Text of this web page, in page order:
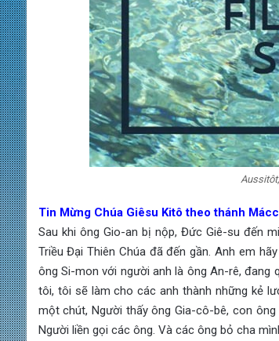
Tin Mừng Chúa Giêsu Kitô theo thánh
Sau khi ông Gio-an bị nộp, Đức Giê-su đến
Triều Đại Thiên Chúa đã đến gần. Anh em
ông Si-mon với người anh là ông An-rê, đang
tôi, tôi sẽ làm cho các anh thành những kẻ
một chút, Người thấy ông Gia-cô-bê, con
Người liền gọi các ông. Và các ông bỏ cha